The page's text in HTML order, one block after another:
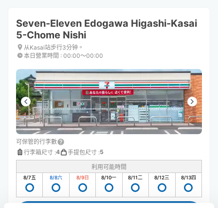
Seven-Eleven Edogawa Higashi-Kasai
5-Chome Nishi
从Kasai站步行3分钟。
本日營業時間 : 00:00〜00:00
可保管的行李數
行李箱尺寸 :4 手提包尺寸 :5
利用可能時間
8/7五 8/8六 8/9日 8/10一 8/11二 8/12三 8/13四